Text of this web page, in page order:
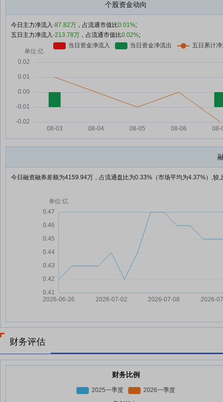
个股资金动向
今日主力净流入-87.82万 ，占流通市值比0.01%;
五日主力净流入-213.78万 ，占流通市值比0.02%;
今日融资融券差额为4159.94万，占流通盘比为0.33%（市场平均为4.37%）,较
财务评估
财务比例